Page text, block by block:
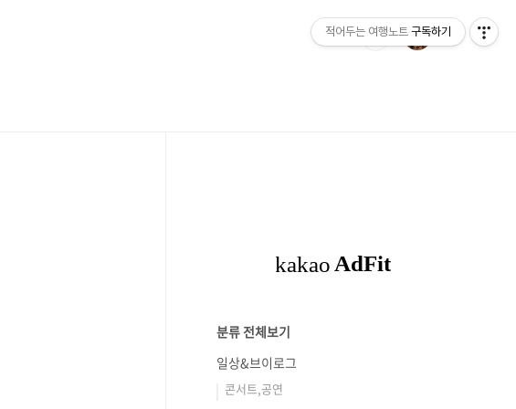
분류 전체보기
일상&브이로그
콘서트,공연
적어두는 여행노트 구독하기